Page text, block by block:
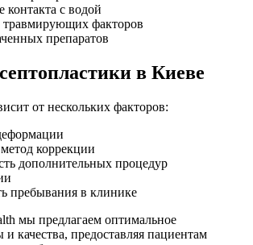
контакта с водой
факторов
препаратов
в Киеве
от нескольких факторов:
коррекции
дополнительных процедур
пребывания в клинике
мы предлагаем оптимальное
качества, предоставляя пациентам